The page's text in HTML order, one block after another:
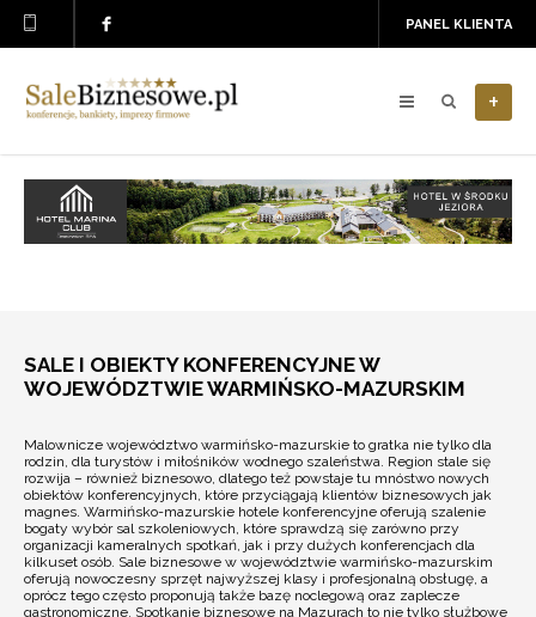
PANEL KLIENTA
+
SALE I OBIEKTY KONFERENCYJNE W
WOJEWÓDZTWIE WARMIŃSKO-MAZURSKIM
Malownicze województwo warmińsko-mazurskie to gratka nie tylko dla
rodzin, dla turystów i miłośników wodnego szaleństwa. Region stale się
rozwija – również biznesowo, dlatego też powstaje tu mnóstwo nowych
obiektów konferencyjnych, które przyciągają klientów biznesowych jak
magnes. Warmińsko-mazurskie hotele konferencyjne oferują szalenie
bogaty wybór sal szkoleniowych, które sprawdzą się zarówno przy
organizacji kameralnych spotkań, jak i przy dużych konferencjach dla
kilkuset osób. Sale biznesowe w województwie warmińsko-mazurskim
oferują nowoczesny sprzęt najwyższej klasy i profesjonalną obsługę, a
oprócz tego często proponują także bazę noclegową oraz zaplecze
gastronomiczne. Spotkanie biznesowe na Mazurach to nie tylko służbowe